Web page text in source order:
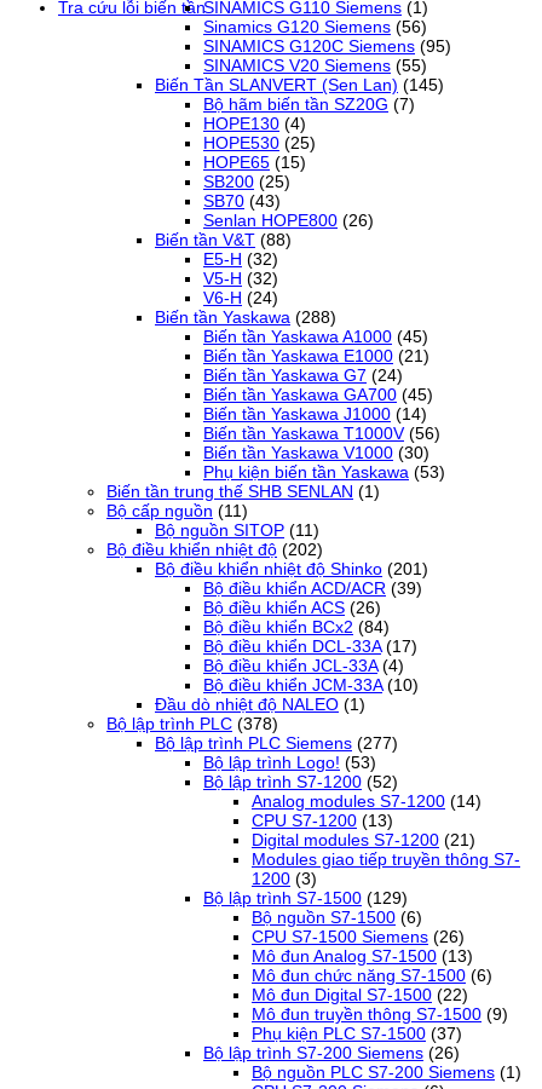
Tra cứu lỗi biến tầnSINAMICS G110 Siemens (1)
Sinamics G120 Siemens (56)
SINAMICS G120C Siemens (95)
SINAMICS V20 Siemens (55)
Biến Tần SLANVERT (Sen Lan) (145)
Bộ hãm biến tần SZ20G (7)
HOPE130 (4)
HOPE530 (25)
HOPE65 (15)
SB200 (25)
SB70 (43)
Senlan HOPE800 (26)
Biến tần V&T (88)
E5-H (32)
V5-H (32)
V6-H (24)
Biến tần Yaskawa (288)
Biến tần Yaskawa A1000 (45)
Biến tần Yaskawa E1000 (21)
Biến tần Yaskawa G7 (24)
Biến tần Yaskawa GA700 (45)
Biến tần Yaskawa J1000 (14)
Biến tần Yaskawa T1000V (56)
Biến tần Yaskawa V1000 (30)
Phụ kiện biến tần Yaskawa (53)
Biến tần trung thế SHB SENLAN (1)
Bộ cấp nguồn (11)
Bộ nguồn SITOP (11)
Bộ điều khiển nhiệt độ (202)
Bộ điều khiển nhiệt độ Shinko (201)
Bộ điều khiển ACD/ACR (39)
Bộ điều khiển ACS (26)
Bộ điều khiển BCx2 (84)
Bộ điều khiển DCL-33A (17)
Bộ điều khiển JCL-33A (4)
Bộ điều khiển JCM-33A (10)
Đầu dò nhiệt độ NALEO (1)
Bộ lập trình PLC (378)
Bộ lập trình PLC Siemens (277)
Bộ lập trình Logo! (53)
Bộ lập trình S7-1200 (52)
Analog modules S7-1200 (14)
CPU S7-1200 (13)
Digital modules S7-1200 (21)
Modules giao tiếp truyền thông S7-
1200 (3)
Bộ lập trình S7-1500 (129)
Bộ nguồn S7-1500 (6)
CPU S7-1500 Siemens (26)
Mô đun Analog S7-1500 (13)
Mô đun chức năng S7-1500 (6)
Mô đun Digital S7-1500 (22)
Mô đun truyền thông S7-1500 (9)
Phụ kiện PLC S7-1500 (37)
Bộ lập trình S7-200 Siemens (26)
Bộ nguồn PLC S7-200 Siemens (1)